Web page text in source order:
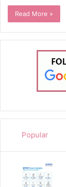
Read More »
Popular